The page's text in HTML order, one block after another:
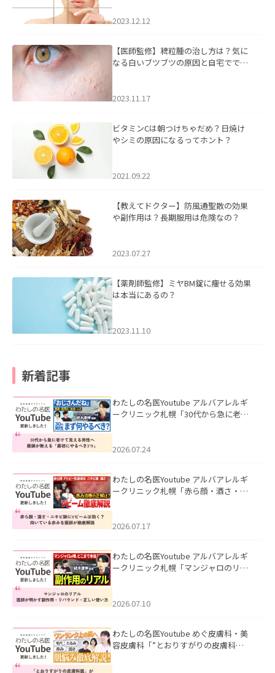
2023.12.12
【医師監修】稗粒腫の治し方は？気に
なる白いブツブツの原因と自宅ででき
2023.11.17
ビタミンCは朝つけちゃだめ？日焼け
やシミの原因になるってホント？
2021.09.22
【教えてドクター】防風通聖散の効果
や副作用は？長期服用は危険なの？
2023.07.27
【薬剤師監修】ミヤBM錠に痩せる効果
は本当にあるの？
2023.11.10
新着記事
わたしの名医Youtube アルバアレルギ
ークリニック札幌「30代から急に老け
た。
2026.07.24
わたしの名医Youtube アルバアレルギ
ークリニック札幌「赤ら顔・酒さ・ニ
した。
2026.07.17
わたしの名医Youtube アルバアレルギ
ークリニック札幌「マンジャロのリア
た。
2026.07.10
わたしの名医Youtube めぐ皮膚科・美
容皮膚科「”とおりすがりの皮膚科